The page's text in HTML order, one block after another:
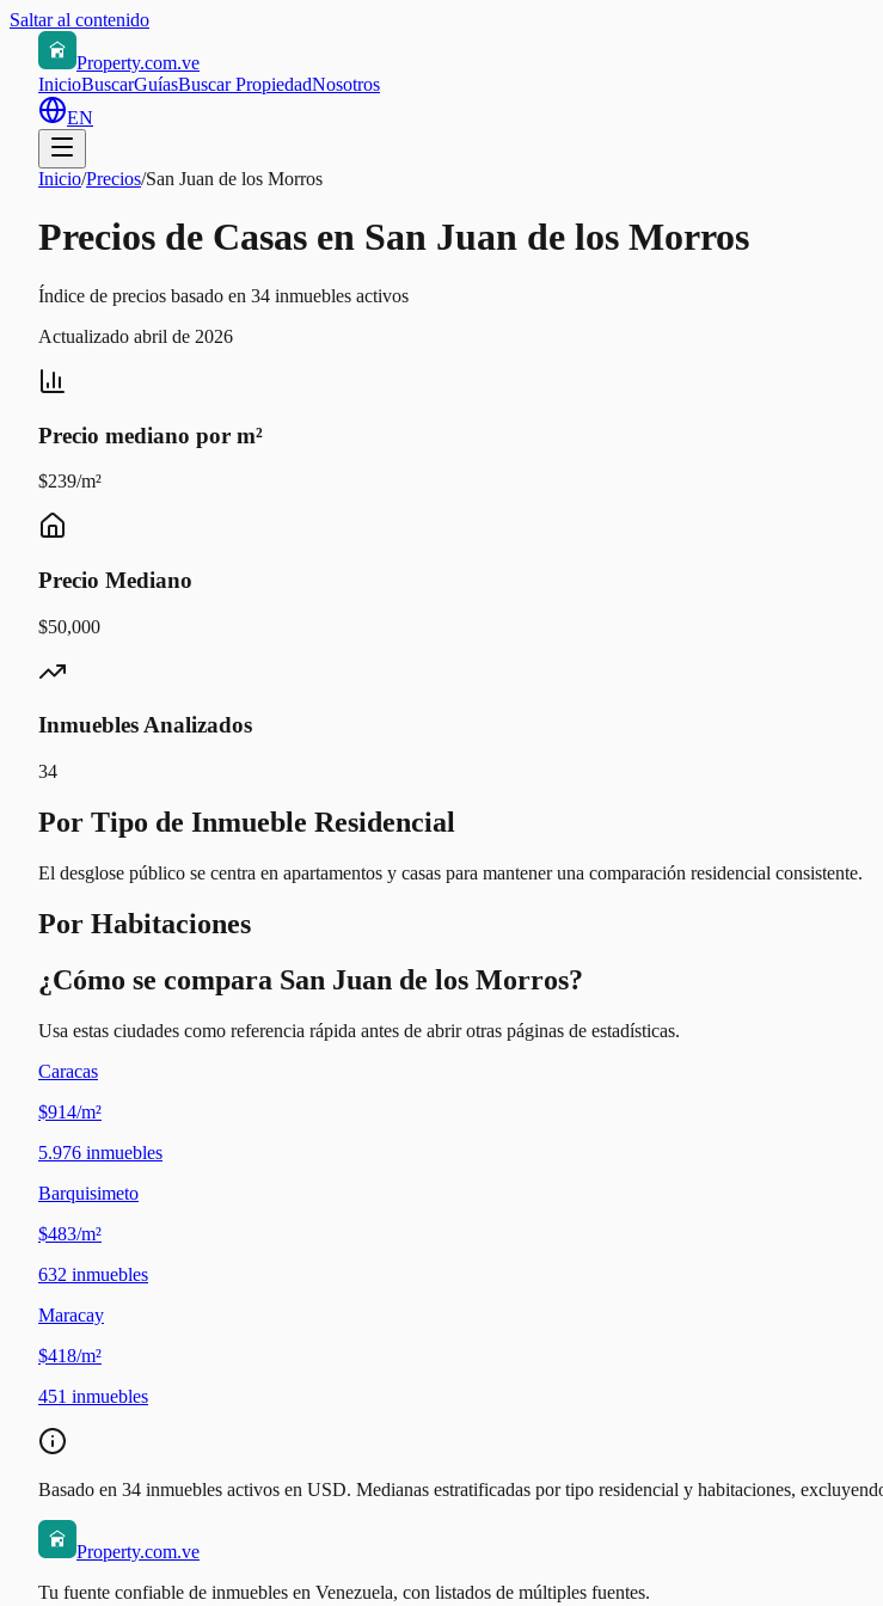
Saltar al contenido
Property.com.ve
InicioBuscarGuíasBuscar PropiedadNosotros
EN
Inicio/Precios/San Juan de los Morros
Precios de Casas en San Juan de los Morros
Índice de precios basado en 34 inmuebles activos
Actualizado abril de 2026
Precio mediano por m²
$239/m²
Precio Mediano
$50,000
Inmuebles Analizados
34
Por Tipo de Inmueble Residencial
El desglose público se centra en apartamentos y casas para mantener una comparación residencial consistente.
Por Habitaciones
¿Cómo se compara San Juan de los Morros?
Usa estas ciudades como referencia rápida antes de abrir otras páginas de estadísticas.
Caracas
$914/m²
5.976 inmuebles
Barquisimeto
$483/m²
632 inmuebles
Maracay
$418/m²
451 inmuebles
Basado en 34 inmuebles activos en USD. Medianas estratificadas por tipo residencial y habitaciones,
Property.com.ve
Tu fuente confiable de inmuebles en Venezuela, con listados de múltiples fuentes.